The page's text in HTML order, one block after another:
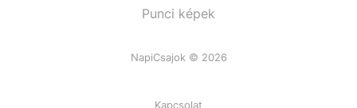
Punci képek
NapiCsajok © 2026
Kapcsolat